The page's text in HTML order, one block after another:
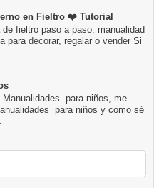
en Fieltro ❤️ Tutorial
fieltro paso a paso: manualidad
para decorar, regalar o vender Si
Manualidades para niños, me
para niños y como sé